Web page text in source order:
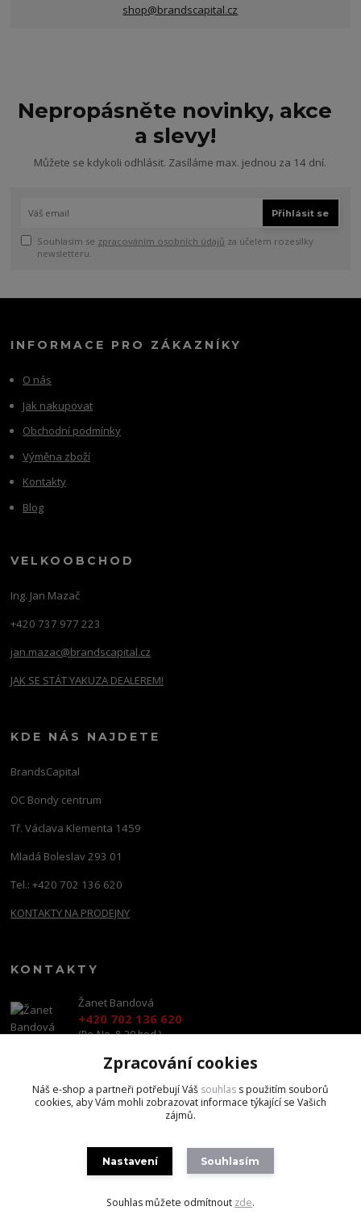
shop@brandscapital.cz
Nepropásněte novinky, akce
a slevy!
Můžete se kdykoli odhlásit. Zasíláme max. jednou za 14 dní.
Přihlásit se
Souhlasím se zpracováním osobních údajů za účelem rozesílky
newsletteru.
INFORMACE PRO ZÁKAZNÍKY
O nás
Jak nakupovat
Obchodní podmínky
Výměna zboží
Kontakty
Blog
VELKOOBCHOD
Ing. Jan Mazač
+420 737 977 223
jan.mazac@brandscapital.cz
JAK SE STÁT YAKUZA DEALEREM!
KDE NÁS NAJDETE
BrandsCapital
OC Bondy centrum
Tř. Václava Klementa 1459
Mladá Boleslav 293 01
Tel.: +420 702 136 620
KONTAKTY NA PRODEJNY
KONTAKTY
Žanet Bandová
+420 702 136 620
(Po-Ne, 8-20 hod.)
shop@brandscapital.cz
Zpracování cookies
Náš e-shop a partneři potřebují Váš souhlas s použitím souborů
cookies, aby Vám mohli zobrazovat informace týkající se Vašich
zájmů.
Nastavení Souhlasím
Souhlas můžete odmítnout zde.